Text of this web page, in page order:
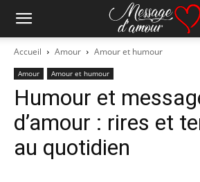
Accueil Amour Amour et humour
Amour Amour et humour
Humour et
d’amour : rires et
au quotidien